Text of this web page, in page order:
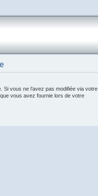
vous ne l’avez pas modifiée via votre
que vous avez fournie lors de votre